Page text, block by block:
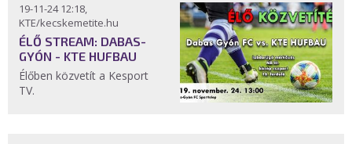
19-11-24 12:18,
KTE/kecskemetite.hu
ÉLŐ STREAM: DABAS-
GYÓN - KTE HUFBAU
Élőben közvetít a Kesport
TV.